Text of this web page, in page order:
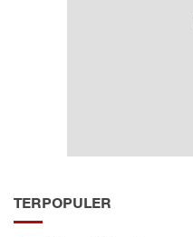
TERPOPULER